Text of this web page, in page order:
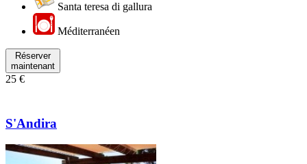
Santa teresa di gallura
Méditerranéen
Réserver
maintenant
25 €
S'Andira